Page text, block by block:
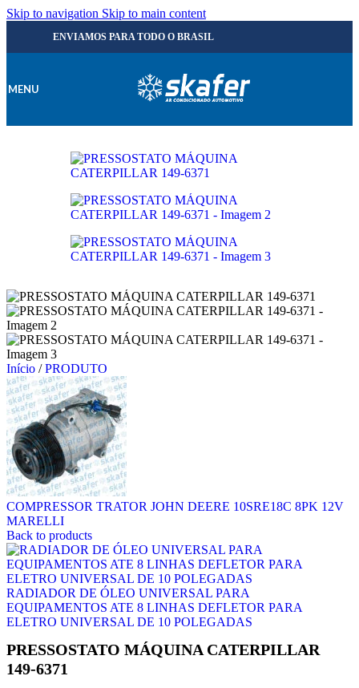
Skip to navigation Skip to main content
ENVIAMOS PARA TODO O BRASIL
MENU
Início / PRODUTO
COMPRESSOR TRATOR JOHN DEERE 10SRE18C 8PK 12V
MARELLI
Back to products
RADIADOR DE ÓLEO UNIVERSAL PARA
EQUIPAMENTOS ATE 8 LINHAS DEFLETOR PARA
ELETRO UNIVERSAL DE 10 POLEGADAS
PRESSOSTATO MÁQUINA CATERPILLAR
149-6371